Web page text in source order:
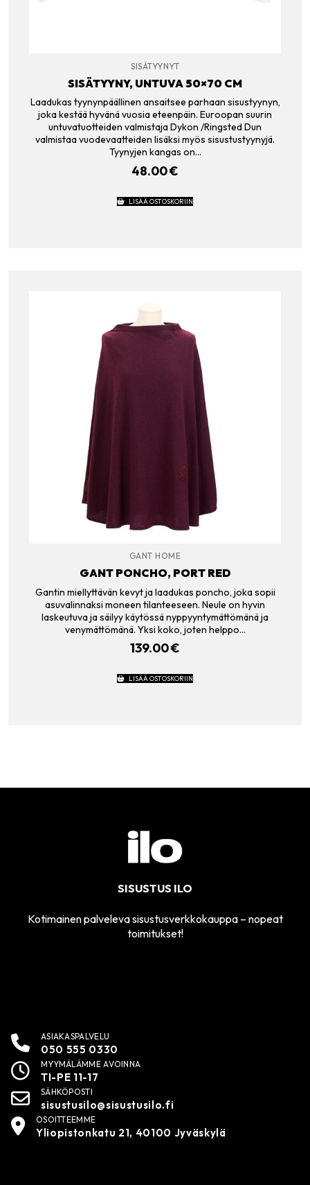
SISÄTYYNYT
SISÄTYYNY, UNTUVA 50×70 CM
Laadukas tyynynpäällinen ansaitsee parhaan sisustyynyn,
joka kestää hyvänä vuosia eteenpäin. Euroopan suurin
untuvatuotteiden valmistaja Dykon /Ringsted Dun
valmistaa vuodevaatteiden lisäksi myös sisustustyynyjä.
Tyynyjen kangas on…
48.00€
LISÄÄ OSTOSKORIIN
GANT HOME
GANT PONCHO, PORT RED
Gantin miellyttävän kevyt ja laadukas poncho, joka sopii
asuvalinnaksi moneen tilanteeseen. Neule on hyvin
laskeutuva ja säilyy käytössä nyppyyntymättömänä ja
venymättömänä. Yksi koko, joten helppo…
139.00€
LISÄÄ OSTOSKORIIN
SISUSTUS ILO
Kotimainen palveleva sisustusverkkokauppa – nopeat
toimitukset!
ASIAKASPALVELU
050 555 0330
MYYMÄLÄMME AVOINNA
TI-PE 11-17
SÄHKÖPOSTI
sisustusilo@sisustusilo.fi
OSOITTEEMME
Yliopistonkatu 21, 40100 Jyväskylä